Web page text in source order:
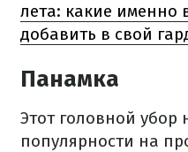
лета: какие именно
добавить в свой
Панамка
Этот головной убор
популярности на